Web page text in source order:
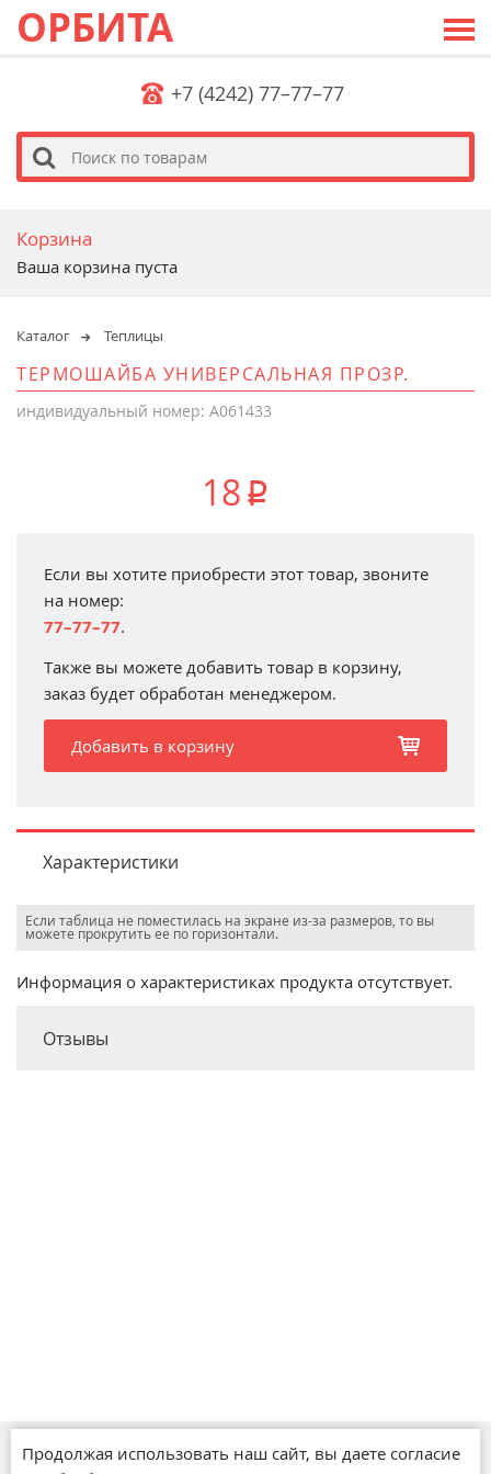
ОРБИТА
+7 (4242) 77–77–77
s
Корзина
Ваша корзина пуста
Каталог Теплицы
ТЕРМОШАЙБА УНИВЕРСАЛЬНАЯ ПРОЗР.
индивидуальный номер: A061433
18 p
Если вы хотите приобрести этот товар, звоните
на номер:
77–77–77.
Также вы можете добавить товар в корзину,
заказ будет обработан менеджером.
Добавить в корзину b
Характеристики
Если таблица не поместилась на экране из-за размеров, то вы
можете прокрутить ее по горизонтали.
Информация о характеристиках продукта отсутствует.
Отзывы
Магазины
Продолжая использовать наш сайт, вы даете согласие